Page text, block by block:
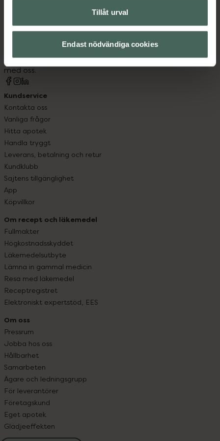
Tillåt urval
Endast nödvändiga cookies
syd till Lappland i norr, och online i mobilen och på
datorn. Oavsett vem du är så är det vårt uppdrag att
hjälpa just dig att må lite bättre. Välkommen att prata
med oss.
Kundservice
Kontakta oss
Vanliga frågor
Hitta apotek
Handla tryggt
Leverans, betalning och retur
Kundklubb
Sajtens tillgänglighet
App
Köpvillkor
Om recept och läkemedel
Fullmakter
Högkostnadsskyddet
Läkemedelsutbyte
Lämna in gammal medicin
Resa med läkemedel
Receptregistret
Elektroniskt expertstöd, EES
Om oss
Pressrum
Jobba hos oss
Hållbarhet
Samarbeten
Ägare och ledningsgrupp
För leverantörer
Företagskund
Eget apotek
Glädjeeffekten